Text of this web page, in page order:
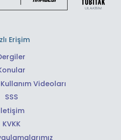
Erişim
Videoları
SSS
KVKK